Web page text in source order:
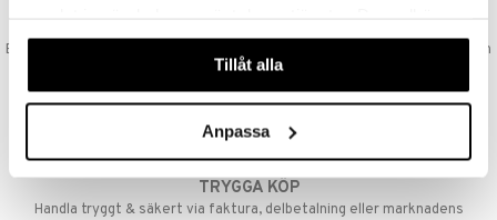
våra cookies vid fortsatt användande av vår webbplats.
Tillåt alla
Anpassa
Beställningar lagda före 14:00 (gäller varor i lager) skickas normalt ut från
oss samma dag.
GODKÄND AV LÄKEMEDELSVERKET
EU-logotypen är symbolen som visar att vi är godkända av
TRYGGA KÖP
Handla tryggt & säkert via faktura, delbetalning eller marknadens